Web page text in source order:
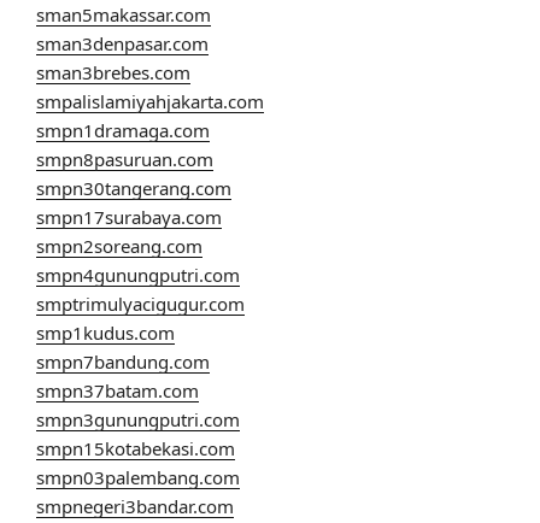
sman5makassar.com
sman3denpasar.com
sman3brebes.com
smpalislamiyahjakarta.com
smpn1dramaga.com
smpn8pasuruan.com
smpn30tangerang.com
smpn17surabaya.com
smpn2soreang.com
smpn4gunungputri.com
smptrimulyacigugur.com
smp1kudus.com
smpn7bandung.com
smpn37batam.com
smpn3gunungputri.com
smpn15kotabekasi.com
smpn03palembang.com
smpnegeri3bandar.com